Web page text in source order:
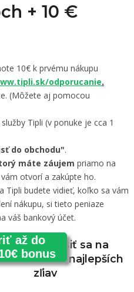
+ 10 €
10€ k prvému nákupu
odporucanie.
(Môžete aj pomocou
Tipli (v ponuke je cca 1
do obchodu".
máte záujem priamo na
otvorí a zakúpte ho.
Tipli budete vidieť, koľko sa vám
nákupu, si tieto peniaze
váš bankový účet.
až do
bonus
Prihlásiť sa na
odber najlepších
zľiav